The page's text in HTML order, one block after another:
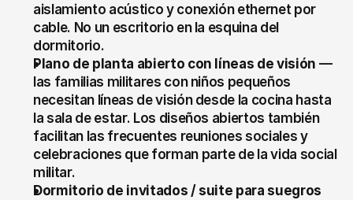
aislamiento acústico y conexión ethernet por
cable. No un escritorio en la esquina del
dormitorio.
Plano de planta abierto con líneas de visión —
las familias militares con niños pequeños
necesitan líneas de visión desde la cocina hasta
la sala de estar. Los diseños abiertos también
facilitan las frecuentes reuniones sociales y
celebraciones que forman parte de la vida social
militar.
Dormitorio de invitados / suite para suegros